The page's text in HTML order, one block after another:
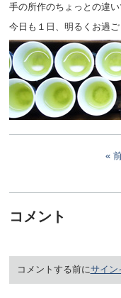
手の所作のちょっとの違
今日も１日、明るくお過
コメント
コメントする前にサイン